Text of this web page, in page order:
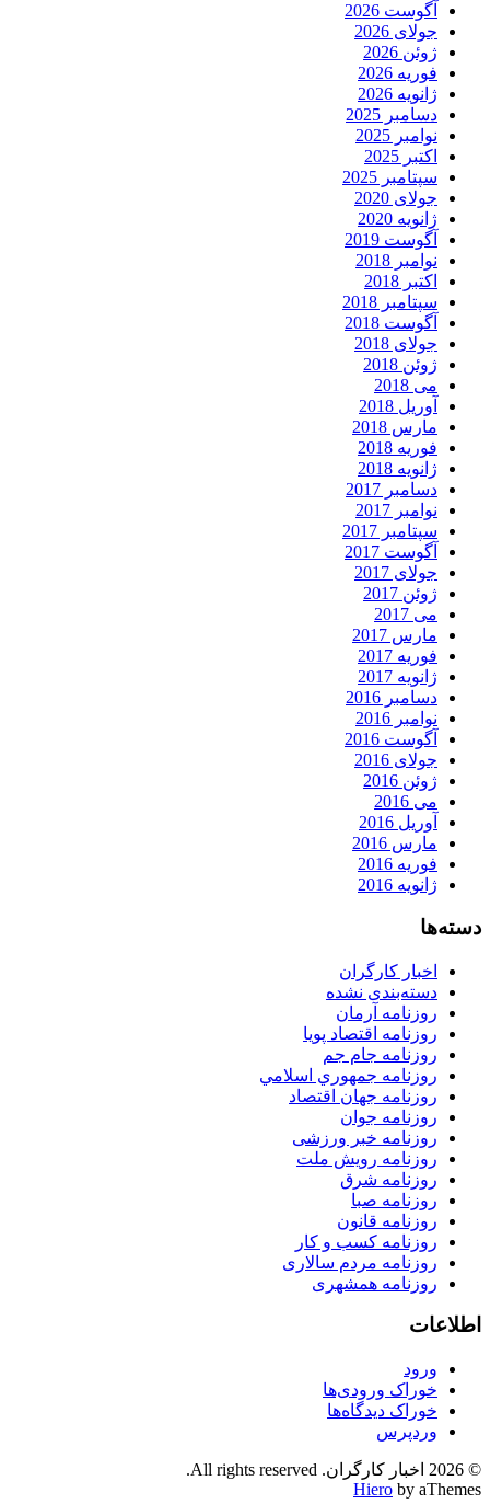
آگوست 2026
جولای 2026
ژوئن 2026
فوریه 2026
ژانویه 2026
دسامبر 2025
نوامبر 2025
اکتبر 2025
سپتامبر 2025
جولای 2020
ژانویه 2020
آگوست 2019
نوامبر 2018
اکتبر 2018
سپتامبر 2018
آگوست 2018
جولای 2018
ژوئن 2018
می 2018
آوریل 2018
مارس 2018
فوریه 2018
ژانویه 2018
دسامبر 2017
نوامبر 2017
سپتامبر 2017
آگوست 2017
جولای 2017
ژوئن 2017
می 2017
مارس 2017
فوریه 2017
ژانویه 2017
دسامبر 2016
نوامبر 2016
آگوست 2016
جولای 2016
ژوئن 2016
می 2016
آوریل 2016
مارس 2016
فوریه 2016
ژانویه 2016
دسته‌ها
اخبار کارگران
دسته‌بندی نشده
روزنامه آرمان
روزنامه اقتصاد پویا
روزنامه جام جم
روزنامه جمهوري اسلامي
روزنامه جهان اقتصاد
روزنامه جوان
روزنامه خبر ورزشى
روزنامه رویش ملت
روزنامه شرق
روزنامه صبا
روزنامه قانون
روزنامه كسب و كار
روزنامه مردم سالاری
روزنامه همشهری
اطلاعات
ورود
خوراک ورودی‌ها
خوراک دیدگاه‌ها
وردپرس
© 2026 اخبار کارگران. All rights reserved.
Hiero by aThemes